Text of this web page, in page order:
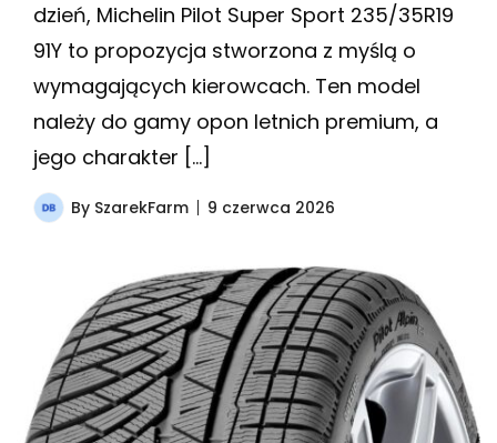
dzień, Michelin Pilot Super Sport 235/35R19
91Y to propozycja stworzona z myślą o
wymagających kierowcach. Ten model
należy do gamy opon letnich premium, a
jego charakter […]
By SzarekFarm 9 czerwca 2026